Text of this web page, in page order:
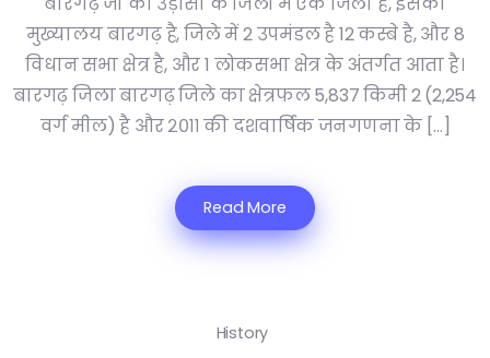
मुख्यालय बारगढ़ है, जिले में 2 उपमंडल है 12 कस्बे है, और 8
विधान सभा क्षेत्र है, और 1 लोकसभा क्षेत्र के अंतर्गत आता है।
बारगढ़ जिला बारगढ़ जिले का क्षेत्रफल 5,837 किमी 2 (2,254
वर्ग मील) है और २०११ की दशवार्षिक जनगणना के […]
Read More
History